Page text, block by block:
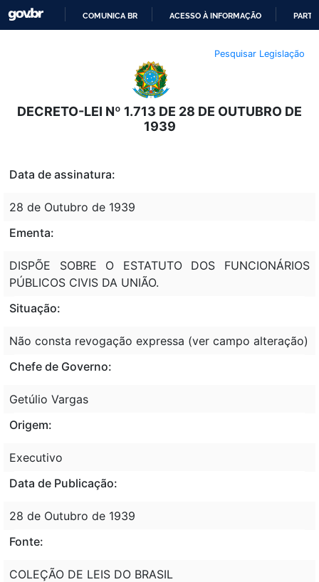
O
CONTEÚDO
COMUNICA BR ACESSO À INFORMAÇÃO
Pesquisar Legislação
DECRETO-LEI Nº 1.713 DE 28 DE OUTUBRO DE
1939
Data de assinatura:
28 de Outubro de 1939
Ementa:
DISPÕE SOBRE O ESTATUTO DOS FUNCIONÁRIOS
PÚBLICOS CIVIS DA UNIÃO.
Situação:
Não consta revogação expressa (ver campo alteração)
Chefe de Governo:
Getúlio Vargas
Origem:
Executivo
Data de Publicação:
28 de Outubro de 1939
Fonte:
COLEÇÃO DE LEIS DO BRASIL